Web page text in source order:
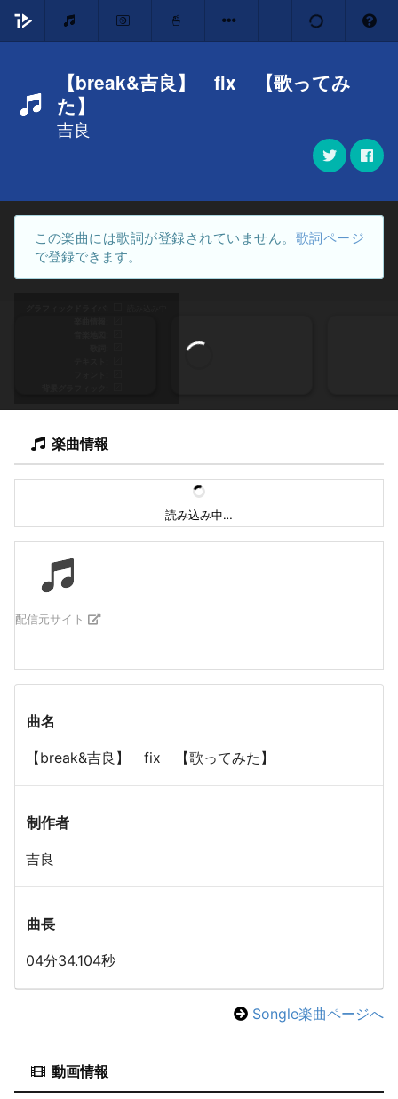
【break&吉良】 fix 【歌ってみ
た】
吉良
この楽曲には歌詞が登録されていません。 歌詞ページ
で登録できます。
楽曲情報
読み込み中…
配信元サイト
曲名
【break&吉良】 fix 【歌ってみた】
制作者
吉良
曲長
04分34.104秒
Songle楽曲ページへ
動画情報